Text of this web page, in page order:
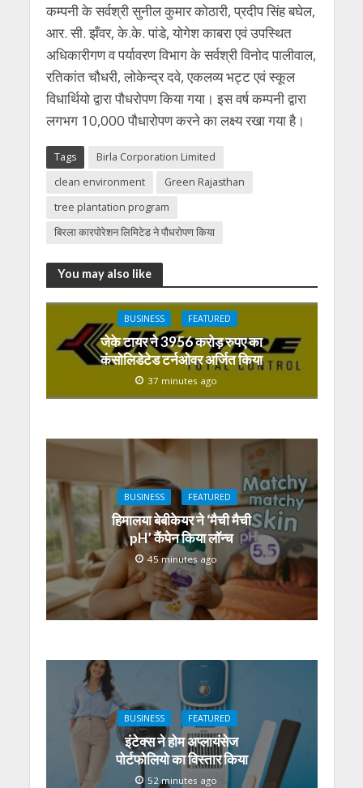
कम्पनी के सर्वश्री सुनील कुमार कोठारी, प्रदीप सिंह बघेल,
आर. सी. झँवर, के.के. पांडे, योगेश काबरा एवं उपस्थित
अधिकारीगण व पर्यावरण विभाग के सर्वश्री विनोद पालीवाल,
रतिकांत चौधरी, लोकेन्द्र दवे, एकलव्य भट्ट एवं स्कूल
विधार्थियो द्वारा पौधरोपण किया गया। इस वर्ष कम्पनी द्वारा
लगभग 10,000 पौधारोपण करने का लक्ष्य रखा गया है।
Tags
Birla Corporation Limited
clean environment
Green Rajasthan
tree plantation program
बिरला कारपोरेशन लिमिटेड ने पौधरोपण किया
You may also like
BUSINESS FEATURED
जेके टायर ने 3956 करोड़ रुपए का
कंसोलिडेटेड टर्नओवर अर्जित किया
37 minutes ago
BUSINESS FEATURED
हिमालया बेबीकेयर ने ‘मैची मैची
pH’ कैंपेन किया लॉन्च
45 minutes ago
BUSINESS FEATURED
इंटेक्स ने होम अप्लायंसेज
पोर्टफोलियो का विस्तार किया
52 minutes ago